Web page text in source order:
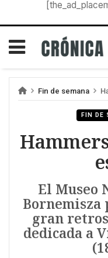
Fin de semana
FIN DE
El Museo
gran
dedicada a